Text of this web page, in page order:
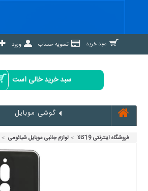
سبد خرید تسویه حساب ورود
سبد خرید خالی است
گوشی موبایل
فروشگاه اینترنتی 19کالا لوازم جانبی موبایل شیائومی